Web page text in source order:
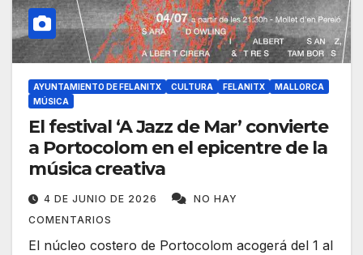
AYUNTAMIENTO DE FELANITX CULTURA FELANITX
MALLORCA
MÚSICA
El festival ‘A Jazz de Mar’ convierte
a Portocolom en el epicentre de la
música creativa
4 DE JUNIO DE 2026
NO HAY
COMENTARIOS
El núcleo costero de Portocolom acogerá del 1 al